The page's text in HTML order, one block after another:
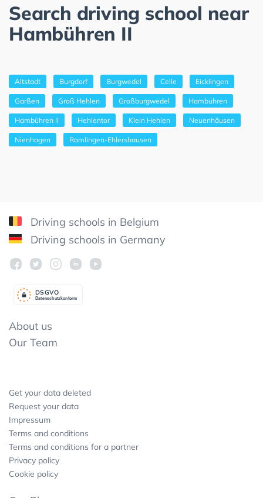
Search driving school near
Hambühren II
Altstadt Burgdorf Burgwedel Celle Eicklingen
Garßen Groß Hehlen Großburgwedel Hambühren
Hambühren II Hehlentor Klein Hehlen Neuenhäusen
Nienhagen Ramlingen-Ehlershausen
Driving schools in Belgium
Driving schools in Germany
Datenschutzkonform
DSGVO
About us
Our Team
Get your data deleted
Request your data
Impressum
Terms and conditions
Terms and conditions for a partner
Privacy policy
Cookie policy